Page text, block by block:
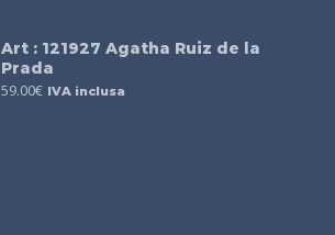
Art : 121927 Agatha Ruiz de la
Prada
59.00€ IVA inclusa